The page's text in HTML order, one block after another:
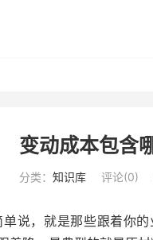
变动成本包含
分类： 知识库 评论(0)
说，就是那些跟着你